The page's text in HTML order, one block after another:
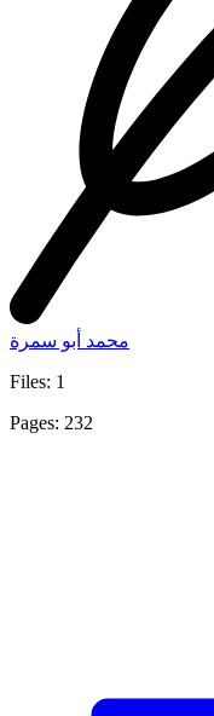
محمد أبو سمرة
Files: 1
Pages: 232